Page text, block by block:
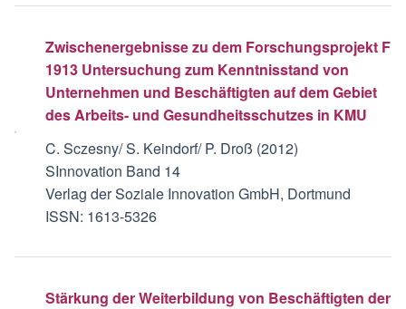
Zwischenergebnisse zu dem Forschungsprojekt F
1913 Untersuchung zum Kenntnisstand von
Unternehmen und Beschäftigten auf dem Gebiet
des Arbeits- und Gesundheitsschutzes in KMU
C. Sczesny/ S. Keindorf/ P. Droß (2012)
SInnovation Band 14
Verlag der Soziale Innovation GmbH, Dortmund
ISSN: 1613-5326
Stärkung der Weiterbildung von Beschäftigten der